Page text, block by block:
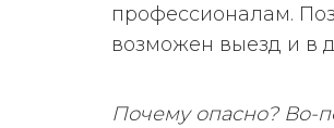
профессионалам.
возможен выезд и в
Почему опасно? Во-